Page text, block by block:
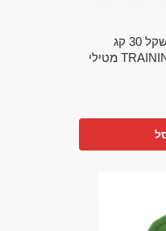
וסט משקולות אפוד עם משקל 30 קג
מתכוונן מקצועי TRAINING VEST מטילי